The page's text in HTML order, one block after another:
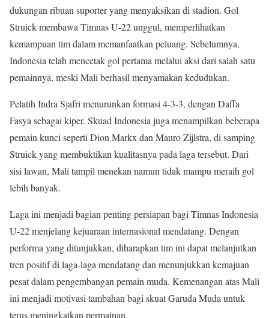
dukungan ribuan suporter yang menyaksikan di stadion. Gol
Struick membawa Timnas U-22 unggul, memperlihatkan
kemampuan tim dalam memanfaatkan peluang. Sebelumnya,
Indonesia telah mencetak gol pertama melalui aksi dari salah satu
pemainnya, meski Mali berhasil menyamakan kedudukan.
Pelatih Indra Sjafri menurunkan formasi 4-3-3, dengan Daffa
Fasya sebagai kiper. Skuad Indonesia juga menampilkan beberapa
pemain kunci seperti Dion Markx dan Mauro Zijlstra, di samping
Struick yang membuktikan kualitasnya pada laga tersebut. Dari
sisi lawan, Mali tampil menekan namun tidak mampu meraih gol
lebih banyak.
Laga ini menjadi bagian penting persiapan bagi Timnas Indonesia
U-22 menjelang kejuaraan internasional mendatang. Dengan
performa yang ditunjukkan, diharapkan tim ini dapat melanjutkan
tren positif di laga-laga mendatang dan menunjukkan kemajuan
pesat dalam pengembangan pemain muda. Kemenangan atas Mali
ini menjadi motivasi tambahan bagi skuat Garuda Muda untuk
terus meningkatkan permainan.